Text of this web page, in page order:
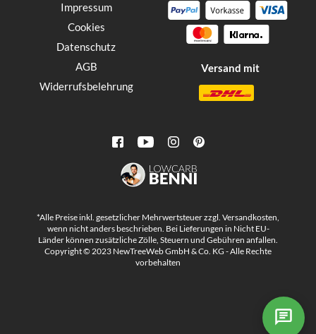
Impressum
Cookies
Datenschutz
AGB
Widerrufsbelehrung
Versand mit
*Alle Preise inkl. gesetzlicher Mehrwertsteuer zzgl. Versandkosten,
wenn nicht anders beschrieben. Bei Lieferungen in Nicht EU-
Länder können zusätzliche Zölle, Steuern und Gebühren anfallen.
Copyright © 2023 NewTreeWeb GmbH & Co. KG - Alle Rechte
vorbehalten